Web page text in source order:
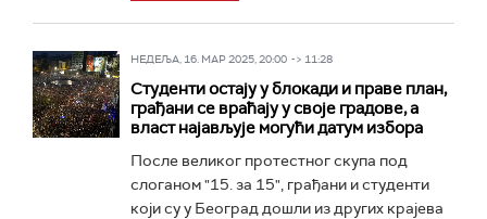
НЕДЕЉА, 16. МАР 2025, 20:00 -> 11:28
Студенти остају у блокади и праве план,
грађани се враћају у своје градове, а
власт најављује могући датум избора
После великог протестног скупа под
слоганом "15. за 15", грађани и студенти
који су у Београд дошли из других крајева